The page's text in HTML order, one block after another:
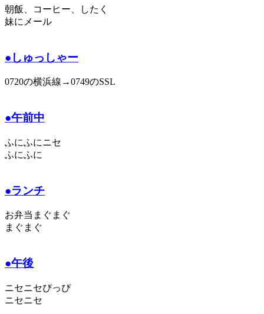
朝飯、コーヒー、したく
妹にメール
●しゅっしゃー
0720の横浜線→0749のSSL
●午前中
ふにふにニセ
ふにふに
●ランチ
お弁当まぐまぐ
まぐまぐ
●午後
ニセニセぴっぴ
ニセニセ